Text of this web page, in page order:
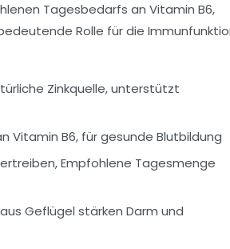
Tagesbedarfs an Vitamin B6,
Rolle für die
Zinkquelle, unterstützt
Vitamin B6, für gesunde Blutbildung
Empfohlene Tagesmenge
Geflügel stärken Darm und